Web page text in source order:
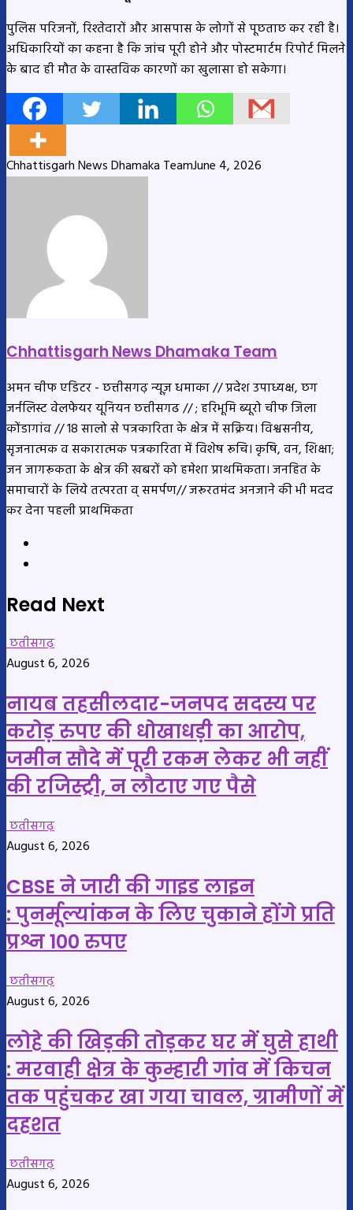
पुलिस परिजनों, रिश्तेदारों और आसपास के लोगों से पूछताछ कर रही है।
अधिकारियों का कहना है कि जांच पूरी होने और पोस्टमार्टम रिपोर्ट मिलने
के बाद ही मौत के वास्तविक कारणों का खुलासा हो सकेगा।
Chhattisgarh News Dhamaka TeamJune 4, 2026
Chhattisgarh News Dhamaka Team
अमन चीफ एडिटर - छत्तीसगढ़ न्यूज़ धमाका // प्रदेश उपाध्यक्ष, छग
जर्नलिस्ट वेलफेयर यूनियन छत्तीसगढ // ; हरिभूमि ब्यूरो चीफ जिला
कोंडागांव // 18 सालो से पत्रकारिता के क्षेत्र में सक्रिय। विश्वसनीय,
सृजनात्मक व सकारात्मक पत्रकारिता में विशेष रूचि। कृषि, वन, शिक्षा;
जन जागरूकता के क्षेत्र की खबरों को हमेशा प्राथमिकता। जनहित के
समाचारों के लिये तत्परता व् समर्पण// जरूरतमंद अनजाने की भी मदद
कर देना पहली प्राथमिकता
Read Next
छतीसगढ़
August 6, 2026
नायब तहसीलदार-जनपद सदस्य पर
करोड़ रुपए की धोखाधड़ी का आरोप,
जमीन सौदे में पूरी रकम लेकर भी नहीं
की रजिस्ट्री, न लौटाए गए पैसे
छतीसगढ़
August 6, 2026
CBSE ने जारी की गाइड लाइन
: पुनर्मूल्यांकन के लिए चुकाने होंगे प्रति
प्रश्न 100 रुपए
छतीसगढ़
August 6, 2026
लोहे की खिड़की तोड़कर घर में घुसे हाथी
: मरवाही क्षेत्र के कुम्हारी गांव में किचन
तक पहुंचकर खा गया चावल, ग्रामीणों में
दहशत
छतीसगढ़
August 6, 2026